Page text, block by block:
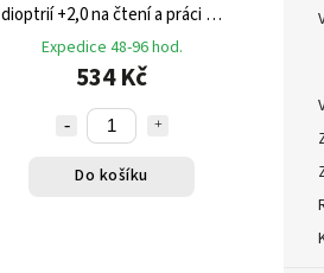
dioptrií +2,0 na čtení a práci na
počítači
Expedice 48-96 hod.
534 Kč
Do košíku